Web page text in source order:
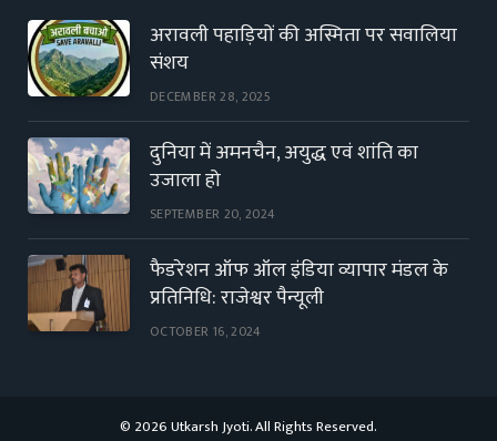
अरावली पहाड़ियों की अस्मिता पर सवालिया
संशय
DECEMBER 28, 2025
दुनिया में अमनचैन, अयुद्ध एवं शांति का
उजाला हो
SEPTEMBER 20, 2024
फैडरेशन ऑफ ऑल इंडिया व्यापार मंडल के
प्रतिनिधि: राजेश्वर पैन्यूली
OCTOBER 16, 2024
© 2026 Utkarsh Jyoti. All Rights Reserved.